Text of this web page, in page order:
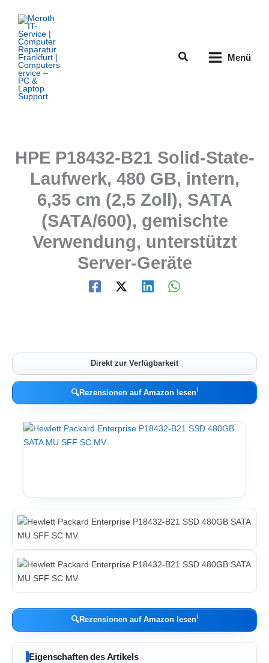
Inhalt
springen
Suchen Menü
HPE P18432-B21 Solid-State-
Laufwerk, 480 GB, intern,
6,35 cm (2,5 Zoll), SATA
(SATA/600), gemischte
Verwendung, unterstützt
Server-Geräte
Direkt zur Verfügbarkeit
🔍Rezensionen auf Amazon lesenℹ︎
🔍Rezensionen auf Amazon lesenℹ︎
Eigenschaften des Artikels